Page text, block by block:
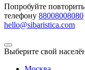
Попробуйте
телефону 88008008080
hello@sibaristica.com
Выберите свой